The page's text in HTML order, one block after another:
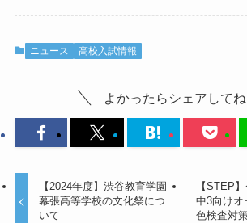
ニュース 高校入試情報
よかったらシェアしてね
【2024年度】渋谷教育学園
幕張高等学校の文化祭につ
いて
【STEP
中3向けオ
色検査対